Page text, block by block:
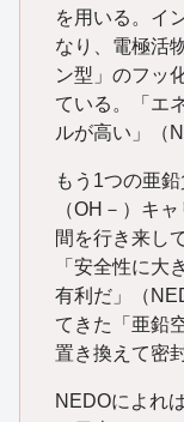
を用いる。イ
なり、電極活
ン型」のフッ
ている。「エ
ルが高い」（
もう1つの亜
（OH－）キ
間を行き来し
「安全性に大
有利だ」（
てきた「亜鉛
置き換えて密
NEDOによれ